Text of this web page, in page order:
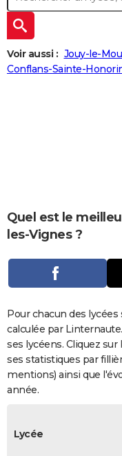
Guides de France
Escapades
Patrimoine
Expositions
Musées
Week-end nature
+
LIFESTYLE
SANTE
Alimentation
Guide de la santé
Maladies
Médicaments
Sommeil
+
Carte de Noël
Carte Bonne année
Carte Saint-Valentin
Carte Pâques
Carte d'anniversaire
DICTIONNAIRE
Dictionnaire
Biographies
Citations
Expressions
Proverbes
COPAINS D'AVANT
FORUM
Bricolage
Lifestyle
Culture
Television
Voyage
Cinema
Voir aussi : Jouy-le-
Conflans-Sainte-
Quel est le
les-Vignes ?
Pour chacun des
calculée par
ses lycéens. Cliquez
ses statistiques par
mentions) ainsi que
année.
Lycée